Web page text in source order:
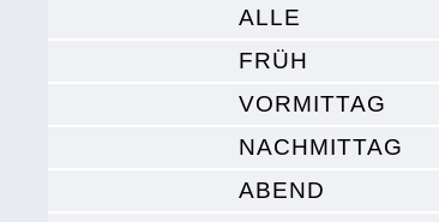
ALLE
FRÜH
VORMITTAG
NACHMITTAG
ABEND